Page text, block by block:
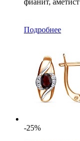
Подробнее
-25%